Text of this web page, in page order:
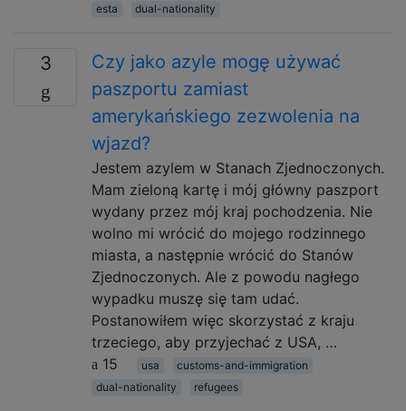
esta
dual-nationality
3
Czy jako azyle mogę używać
paszportu zamiast
amerykańskiego zezwolenia na
wjazd?
Jestem azylem w Stanach Zjednoczonych.
Mam zieloną kartę i mój główny paszport
wydany przez mój kraj pochodzenia. Nie
wolno mi wrócić do mojego rodzinnego
miasta, a następnie wrócić do Stanów
Zjednoczonych. Ale z powodu nagłego
wypadku muszę się tam udać.
Postanowiłem więc skorzystać z kraju
trzeciego, aby przyjechać z USA, …
15
usa
customs-and-immigration
dual-nationality
refugees